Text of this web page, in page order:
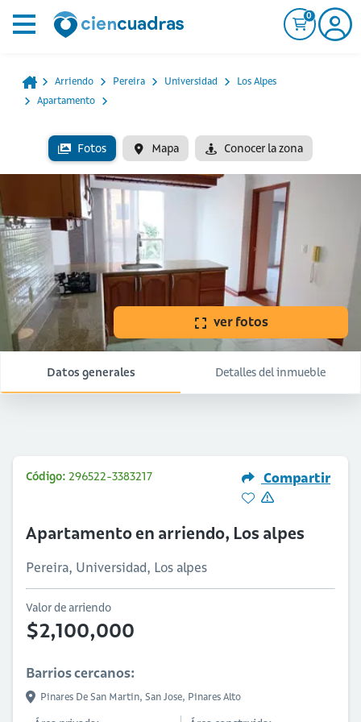
0
Arriendo Pereira Universidad
Los Alpes
Apartamento
Fotos Mapa Conocer la zona
ver fotos
Datos generales Detalles del inmueble
Código: 296522-3383217 Compartir
Apartamento en arriendo, Los alpes
Pereira, Universidad, Los alpes
Valor de arriendo
$2,100,000
Barrios cercanos:
Pinares De San Martin, San Jose, Pinares Alto